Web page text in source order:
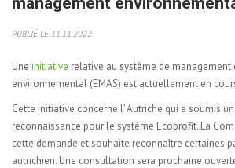
PUBLIÉ LE 11.11.2022
Une initiative relative au système de management
environnemental (EMAS) est actuellement en
Cette initiative concerne l’'Autriche qui a soumis
reconnaissance pour le système Ecoprofit. La
cette demande et souhaite reconnaître certaines
autrichien. Une consultation sera prochaine